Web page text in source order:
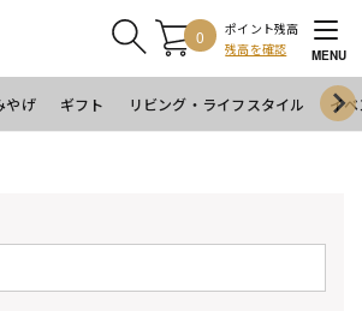
0
ポイント残高
残高を確認
MENU
やげ ギフト リビング・ライフスタイル イ